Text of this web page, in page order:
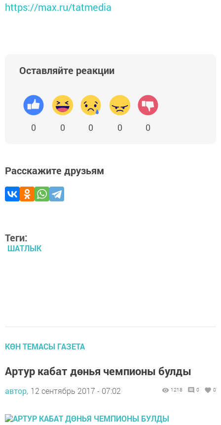
https://max.ru/tatmedia
Оставляйте реакции
0 0 0 0 0
Расскажите друзьям
Теги:
ШАТЛЫК
КӨН ТЕМАСЫ ГАЗЕТА
Артур кабат дөнья чемпионы булды
автор, 12 сентябрь 2017 - 07:02 1218 0 0